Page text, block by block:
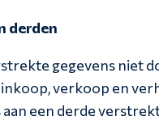
derden
gegevens niet
verkoop en
een derde